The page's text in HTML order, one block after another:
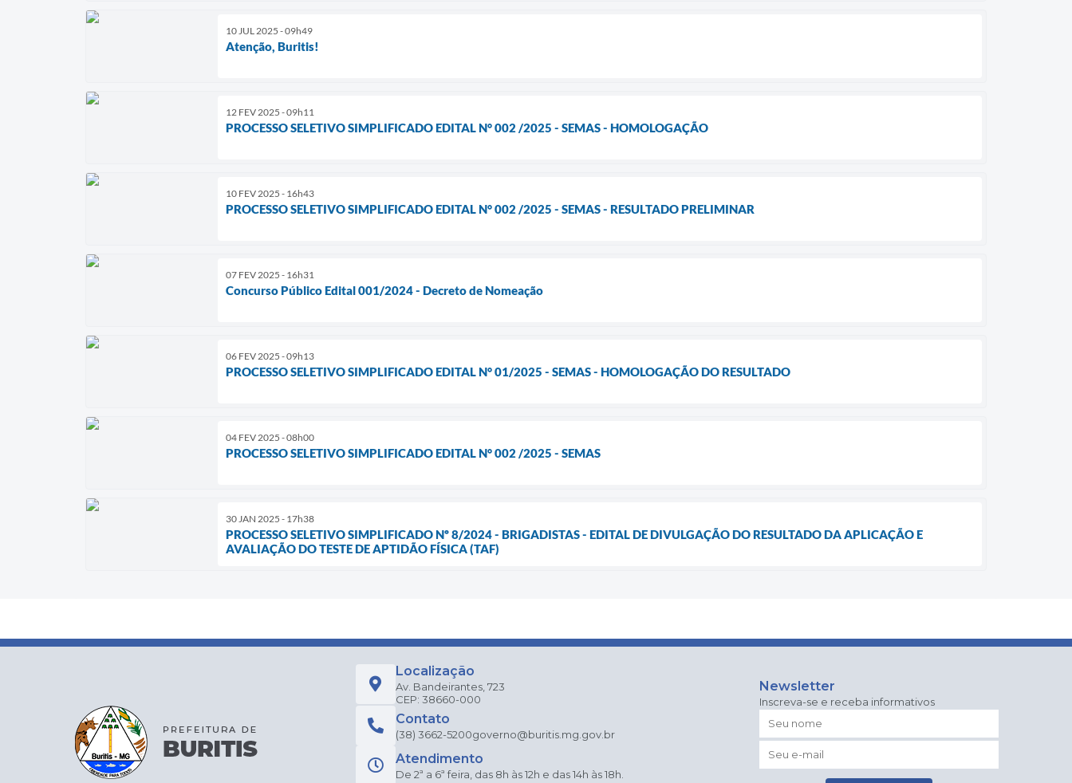
10 JUL 2025 - 09h49
Atenção, Buritis!
12 FEV 2025 - 09h11
PROCESSO SELETIVO SIMPLIFICADO EDITAL N° 002 /2025 - SEMAS - HOMOLOGAÇÃO
10 FEV 2025 - 16h43
PROCESSO SELETIVO SIMPLIFICADO EDITAL N° 002 /2025 - SEMAS - RESULTADO PRELIMINAR
07 FEV 2025 - 16h31
Concurso Público Edital 001/2024 - Decreto de Nomeação
06 FEV 2025 - 09h13
PROCESSO SELETIVO SIMPLIFICADO EDITAL N° 01/2025 - SEMAS - HOMOLOGAÇÃO DO RESULTADO
04 FEV 2025 - 08h00
PROCESSO SELETIVO SIMPLIFICADO EDITAL N° 002 /2025 - SEMAS
30 JAN 2025 - 17h38
PROCESSO SELETIVO SIMPLIFICADO Nº 8/2024 - BRIGADISTAS - EDITAL DE DIVULGAÇÃO DO RESULTADO DA APLICAÇÃO E
AVALIAÇÃO DO TESTE DE APTIDÃO FÍSICA (TAF)
Localização
Av. Bandeirantes, 723
CEP: 38660-000
Contato
(38) 3662-5200governo@buritis.mg.gov.br
Atendimento
De 2ª a 6ª feira, das 8h às 12h e das 14h às 18h.
Newsletter
Inscreva-se e receba informativos